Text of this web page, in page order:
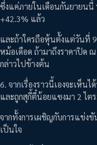
ซึ่งแค่ภายในเดือนกันยายนนี้
+42.3% แล้ว
และถ้าใครถือหุ้นตั้งแต่วันที่
หม้อเดือด ถ้ามาถึงราคาปิด
กล่าวไปข้างต้น
6. จากเรื่องราวนี้เองจะเห็น
และถูกสุกี้ตี๋น้อยแซงมา 2 ไต
จากทั้งการเผชิญกับการแข่ง
เป็นใจ